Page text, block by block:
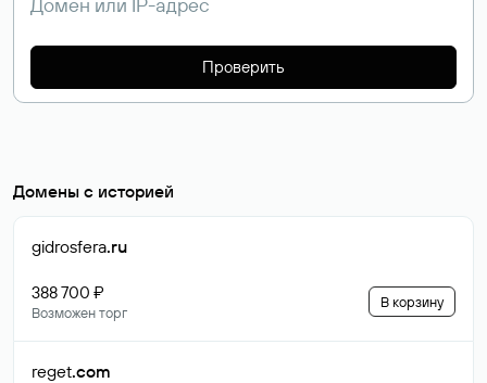
Проверить
Домены с историей
gidrosfera.ru
388 700 ₽
Возможен торг
В корзину
reget.com